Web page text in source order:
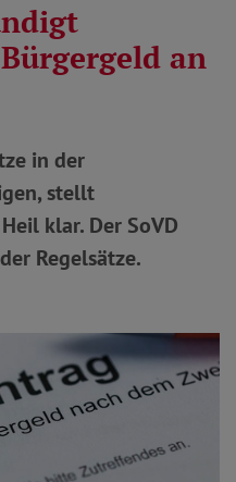
an
in der
stellt
klar. Der SoVD
Regelsätze.